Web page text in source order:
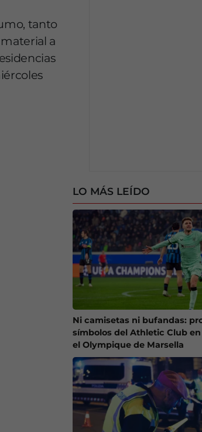
tanto
a
LO MÁS LEÍDO
Ni camisetas ni bufandas:
símbolos del Athletic Club
el Olympique de Marsella